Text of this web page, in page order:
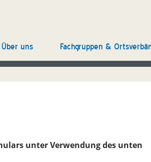
Über uns Fachgruppen &
unter Verwendung des unten